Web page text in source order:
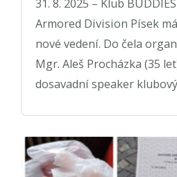
31. 8. 2025 – Klub
Armored Division Písek
nové vedení. Do čela
Mgr. Aleš Procházka (35
dosavadní speaker